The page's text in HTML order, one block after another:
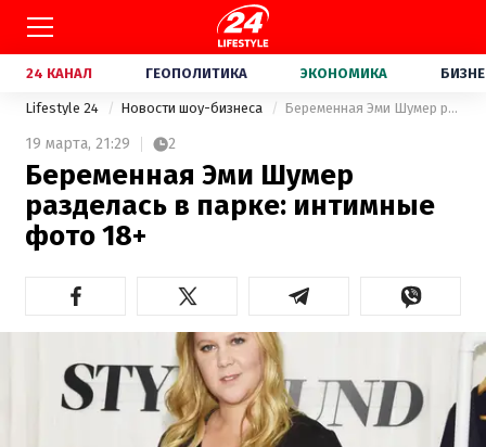
24 КАНАЛ ГЕОПОЛИТИКА ЭКОНОМИКА
Lifestyle 24 Новости шоу-бизнеса Беременная Эми Шумер разделась в парке: интимные фото 18+
19 марта, 21:29 2
Беременная Эми Шумер
разделась в парке: интимные
фото 18+